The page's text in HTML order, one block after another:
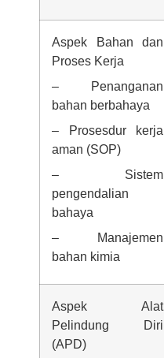
Aspek Bahan dan
Proses Kerja
– Penanganan
bahan berbahaya
– Prosesdur kerja
aman (SOP)
– Sistem
pengendalian
bahaya
– Manajemen
bahan kimia
Aspek Alat
Pelindung Diri
(APD)